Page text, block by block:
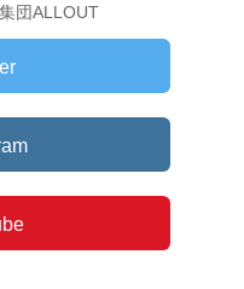
団ALLOUT